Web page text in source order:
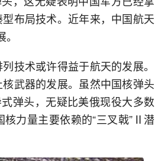
布局技术。近年来，中国航天
技术或许得益于航天的发展。
武器的发展。虽然中国核弹头
弹头，无疑比美俄现役大多数
力量主要依赖的“三叉戟”Ⅱ潜